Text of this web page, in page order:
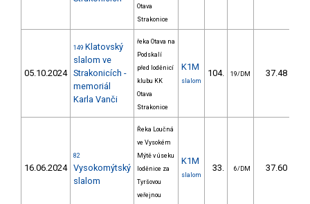
Otava
Strakonice
05.10.2024
149 Klatovský
slalom ve
Strakonicích -
memoriál
Karla Vanči
řeka Otava na
Podskalí
před loděnicí
klubu KK
Otava
Strakonice
K1M
slalom
104. 19/DM 37.48
16.06.2024
82
Vysokomýtský
slalom
Řeka Loučná
ve Vysokém
Mýtě v úseku
loděnice za
Tyršovou
veřejnou
K1M
slalom
33. 6/DM 37.60